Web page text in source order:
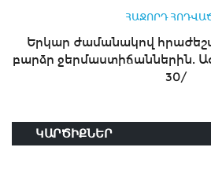
ՀԱՋՈՐԴ
Երկար ժամանակով
բարձր ջերմաստիճաններին.
30/
ԿԱՐԾԻՔՆԵՐ